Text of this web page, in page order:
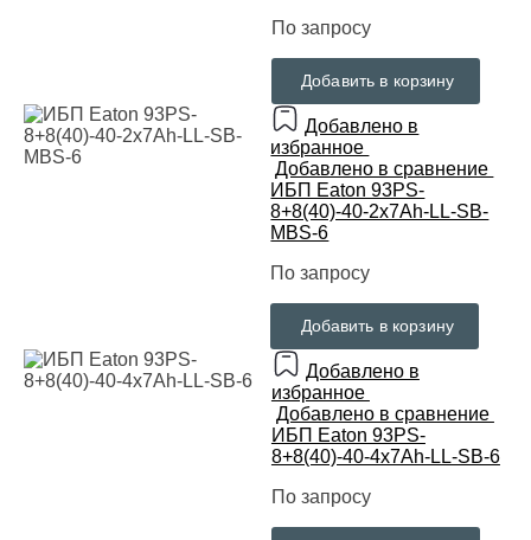
По запросу
Добавить в корзину
Добавлено в
избранное
Добавлено в сравнение
ИБП Eaton 93PS-
8+8(40)-40-2x7Ah-LL-SB-
MBS-6
По запросу
Добавить в корзину
Добавлено в
избранное
Добавлено в сравнение
ИБП Eaton 93PS-
8+8(40)-40-4x7Ah-LL-SB-6
По запросу